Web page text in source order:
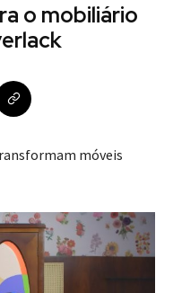
o mobiliário
móveis